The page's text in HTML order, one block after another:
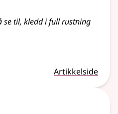
se til, kledd i full rustning
Artikkelside